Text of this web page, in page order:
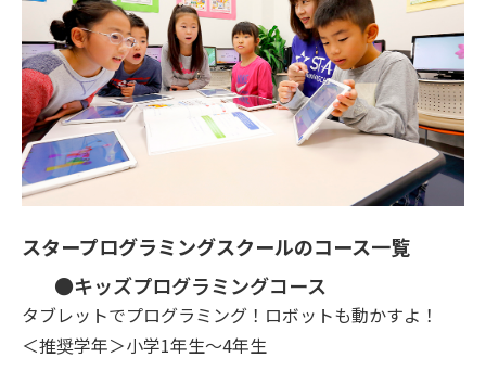
スタープログラミングスクールのコース一覧
●キッズプログラミングコース
タブレットでプログラミング！ロボットも動かすよ！
＜推奨学年＞小学1年生～4年生